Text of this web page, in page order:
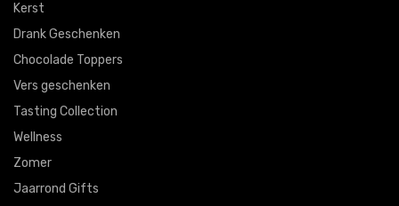
Kerst
Drank Geschenken
Chocolade Toppers
Vers geschenken
Tasting Collection
Wellness
Zomer
Jaarrond Gifts